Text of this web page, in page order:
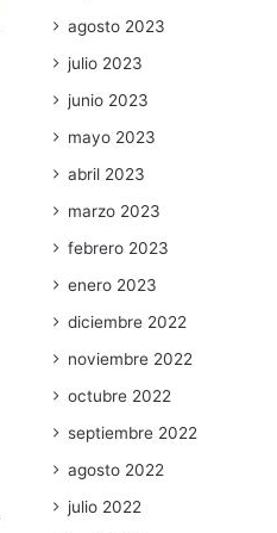
agosto 2023
julio 2023
junio 2023
mayo 2023
abril 2023
marzo 2023
febrero 2023
enero 2023
diciembre 2022
noviembre 2022
octubre 2022
septiembre 2022
agosto 2022
julio 2022